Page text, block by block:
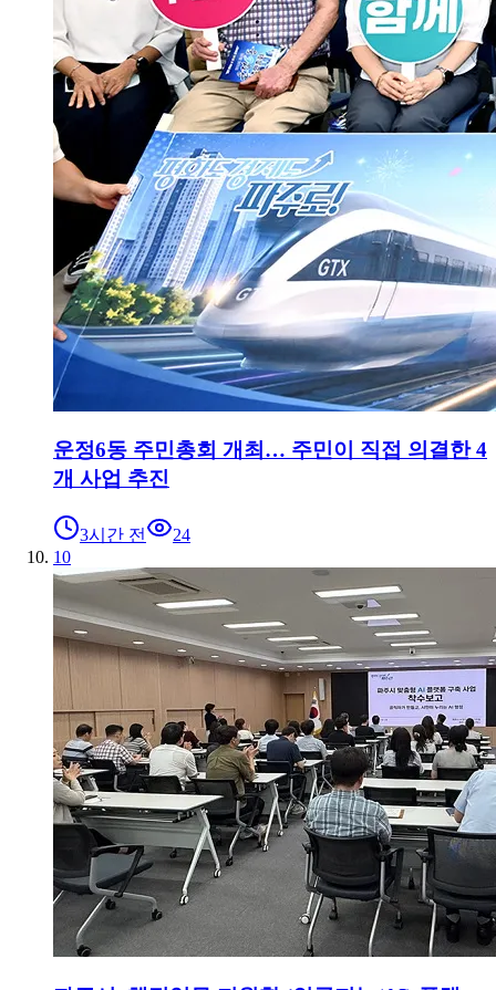
운정6동 주민총회 개최… 주민이 직접 의결한 4
개 사업 추진
3시간 전
24
10